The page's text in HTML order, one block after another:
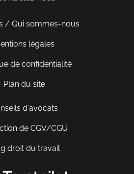
/ Qui sommes-nous
légales
de confidentialité
Plan du site
d'avocats
de CGV/CGU
droit du travail